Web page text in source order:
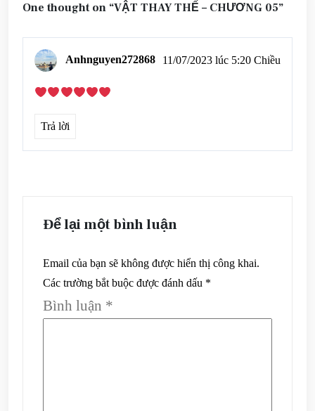
One thought on “VẬT THAY THẾ – CHƯƠNG 05”
Anhnguyen272868 11/07/2023 lúc 5:20 Chiều
Trả lời
Để lại một bình luận
Email của bạn sẽ không được hiển thị công khai.
Các trường bắt buộc được đánh dấu *
Bình luận *